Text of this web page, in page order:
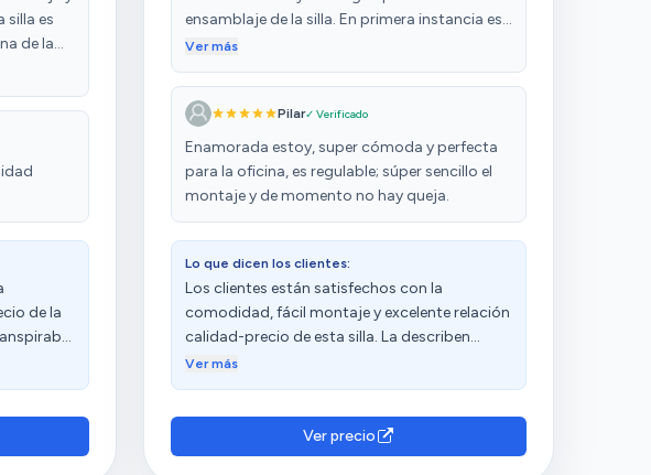
silla es
de la
más
súper
min la
más
El
de la
ensamblaje de la silla. En primera instancia es
muy cómoda y bonita. Veremos cómo se
almohadillas de la silla y brazos, parecen de
buena calidad. Es ligera y se mueve con
facilidad por el suelo. Recomiendo mucho
está silla calidad-precio y su estética sencilla y
limpia.
Ver más
Pilar✓ Verificado
Enamorada estoy, super cómoda y perfecta
para la oficina, es regulable; súper sencillo el
montaje y de momento no hay queja.
Lo que dicen los clientes:
Los clientes están satisfechos con la
comodidad, fácil montaje y excelente relación
calidad-precio de esta silla. La describen
como muy cómoda, con un asiento amplio y
soporte lumbar. Sin embargo, hay opiniones
diversas sobre el ajuste.
Ver más
Ver precio